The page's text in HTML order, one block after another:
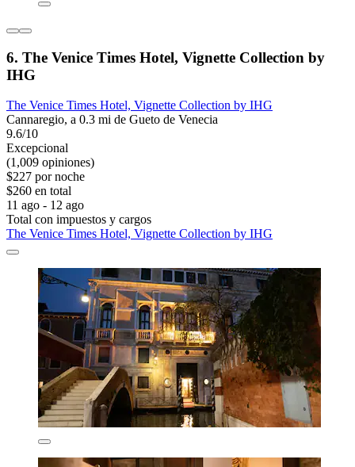
6. The Venice Times Hotel, Vignette Collection by
IHG
The Venice Times Hotel, Vignette Collection by IHG
Cannaregio, a 0.3 mi de Gueto de Venecia
9.6/10
Excepcional
(1,009 opiniones)
$227 por noche
$260 en total
11 ago - 12 ago
Total con impuestos y cargos
The Venice Times Hotel, Vignette Collection by IHG